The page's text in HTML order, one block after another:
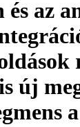
az
új